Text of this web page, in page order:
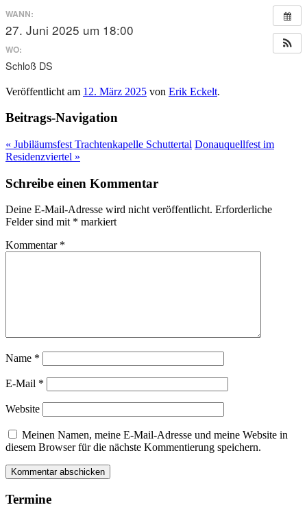
WANN:
27. Juni 2025 um 18:00
WO:
Schloß DS
Veröffentlicht am 12. März 2025 von Erik Eckelt.
Beitrags-Navigation
« Jubiläumsfest Trachtenkapelle Schuttertal Donauquellfest im
Residenzviertel »
Schreibe einen Kommentar
Deine E-Mail-Adresse wird nicht veröffentlicht. Erforderliche
Felder sind mit * markiert
Kommentar *
Name *
E-Mail *
Website
Meinen Namen, meine E-Mail-Adresse und meine Website in
diesem Browser für die nächste Kommentierung speichern.
Termine